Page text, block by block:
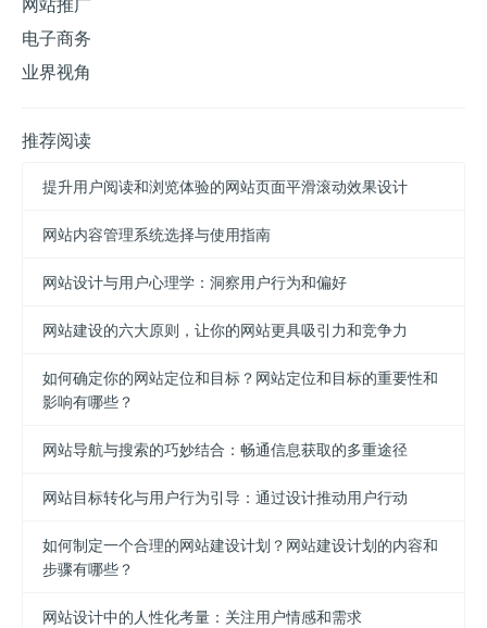
电子商务
业界视角
推荐阅读
提升用户阅读和浏览体验的网站页面平滑滚动效果设计
网站内容管理系统选择与使用指南
网站设计与用户心理学：洞察用户行为和偏好
网站建设的六大原则，让你的网站更具吸引力和竞争力
如何确定你的网站定位和目标？网站定位和目标的重要性和
影响有哪些？
网站导航与搜索的巧妙结合：畅通信息获取的多重途径
网站目标转化与用户行为引导：通过设计推动用户行动
如何制定一个合理的网站建设计划？网站建设计划的内容和
步骤有哪些？
网站设计中的人性化考量：关注用户情感和需求